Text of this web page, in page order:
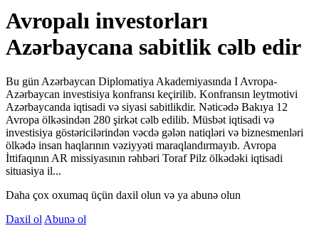
Avropalı investorları
Azərbaycana sabitlik cəlb edir
Bu gün Azərbaycan Diplomatiya Akademiyasında I Avropa-
Azərbaycan investisiya konfransı keçirilib. Konfransın leytmotivi
Azərbaycanda iqtisadi və siyasi sabitlikdir. Nəticədə Bakıya 12
Avropa ölkəsindən 280 şirkət cəlb edilib. Müsbət iqtisadi və
investisiya göstəricilərindən vəcdə gələn natiqləri və biznesmenləri
ölkədə insan haqlarının vəziyyəti maraqlandırmayıb. Avropa
İttifaqının AR missiyasının rəhbəri Toraf Pilz ölkədəki iqtisadi
situasiya il...
Daha çox oxumaq üçün daxil olun və ya abunə olun
Daxil ol Abunə ol